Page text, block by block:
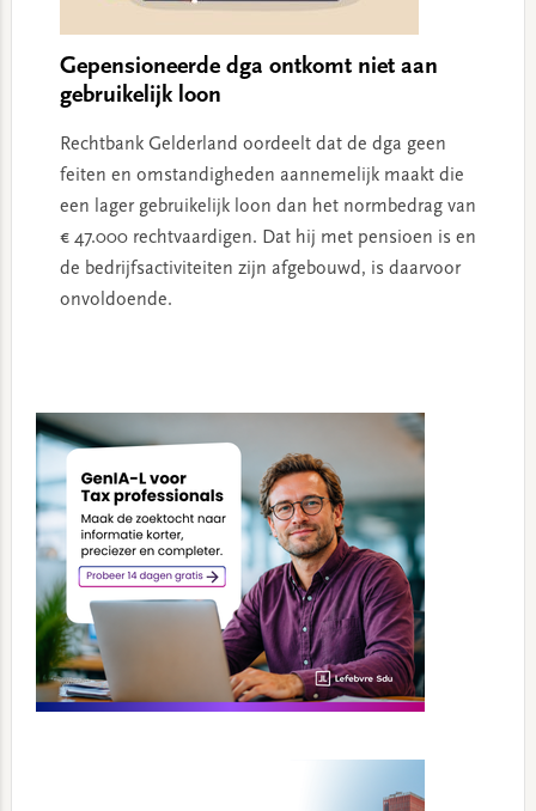
Gepensioneerde dga ontkomt niet aan
gebruikelijk loon
Rechtbank Gelderland oordeelt dat de dga geen
feiten en omstandigheden aannemelijk maakt die
een lager gebruikelijk loon dan het normbedrag van
€ 47.000 rechtvaardigen. Dat hij met pensioen is en
de bedrijfsactiviteiten zijn afgebouwd, is daarvoor
onvoldoende.
Sidebar